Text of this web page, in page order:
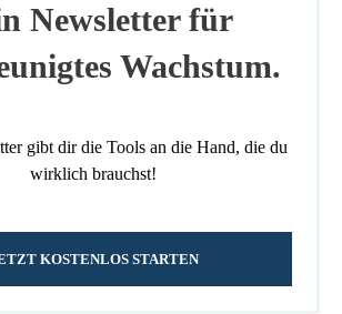
Newsletter für
Wachstum.
gibt dir die Tools an die Hand, die du
wirklich brauchst!
KOSTENLOS STARTEN